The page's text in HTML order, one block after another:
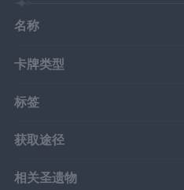
名称
卡牌类型
标签
获取途径
相关圣遗物